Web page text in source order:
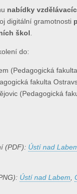
nabídky
digitální gramotnosti
škol.
do:
(Pedagogická
fakulta
(Pedagogická
(PDF): Ústí nad
Ústí nad Labem,